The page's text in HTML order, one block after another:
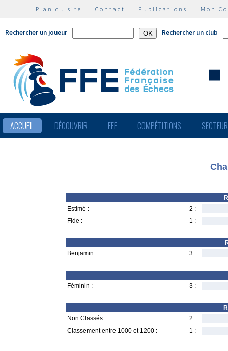
Plan du site | Contact | Publications | Mon
Rechercher un joueur Rechercher un club
ACCUEIL DÉCOUVRIR FFE COMPÉTITIONS
Estimé :
2 :
Fide :
1 :
Benjamin :
3 :
Féminin : 3 :
Non Classés :
2 :
Classement entre 1000 et 1200 :
1 :